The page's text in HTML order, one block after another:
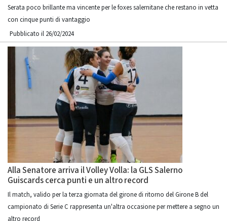
Serata poco brillante ma vincente per le foxes salernitane che restano in vetta
con cinque punti di vantaggio
Pubblicato il 26/02/2024
Alla Senatore arriva il Volley Volla: la GLS Salerno
Guiscards cerca punti e un altro record
Il match, valido per la terza giornata del girone di ritorno del Girone B del
campionato di Serie C rappresenta un'altra occasione per mettere a segno un
altro record